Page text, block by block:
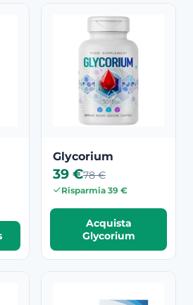
Glycorium
39 €78 €
Risparmia 39 €
Acquista
Glycorium